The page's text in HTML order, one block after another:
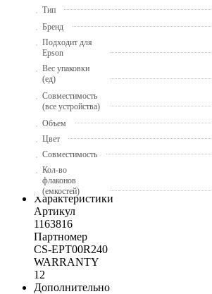
Тип
Бренд
Подходит для
Epson
Вес упаковки
(ед)
Совместимость
(все устройства)
Объем
Цвет
Совместимость
Кол-во
флаконов
(емкостей)
Характеристики
Артикул
1163816
Партномер
CS-EPT00R240
WARRANTY
12
Дополнительно